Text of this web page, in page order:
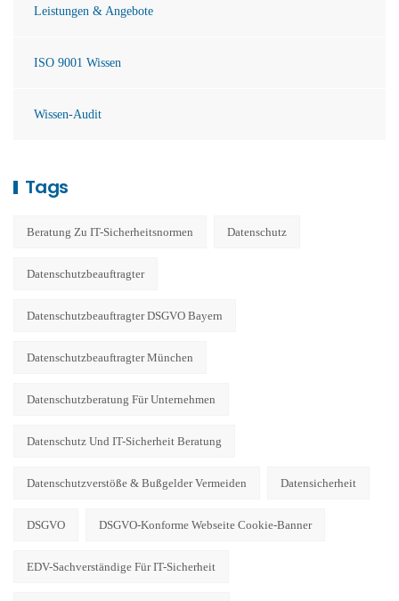
Leistungen & Angebote
ISO 9001 Wissen
Wissen-Audit
Tags
Beratung Zu IT-Sicherheitsnormen Datenschutz
Datenschutzbeauftragter
Datenschutzbeauftragter DSGVO Bayern
Datenschutzbeauftragter München
Datenschutzberatung Für Unternehmen
Datenschutz Und IT-Sicherheit Beratung
Datenschutzverstöße & Bußgelder Vermeiden Datensicherheit
DSGVO DSGVO-Konforme Webseite Cookie-Banner
EDV-Sachverständige Für IT-Sicherheit